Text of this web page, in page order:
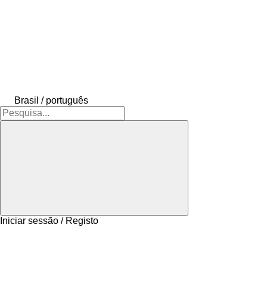
Brasil / português
Iniciar sessão / Registo